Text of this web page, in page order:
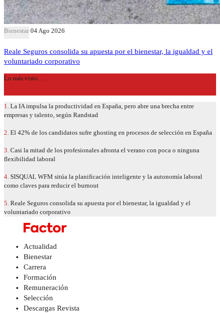
Bienestar 04 Ago 2026
Reale Seguros consolida su apuesta por el bienestar, la igualdad y el
voluntariado corporativo
Lo más visto…
1. La IA impulsa la productividad en España, pero abre una brecha entre
empresas y talento, según Randstad
2. El 42% de los candidatos sufre ghosting en procesos de selección en España
3. Casi la mitad de los profesionales afronta el verano con poca o ninguna
flexibilidad laboral
4. SISQUAL WFM sitúa la planificación inteligente y la autonomía laboral
como claves para reducir el burnout
5. Reale Seguros consolida su apuesta por el bienestar, la igualdad y el
voluntariado corporativo
Actualidad
Bienestar
Carrera
Formación
Remuneración
Selección
Descargas Revista